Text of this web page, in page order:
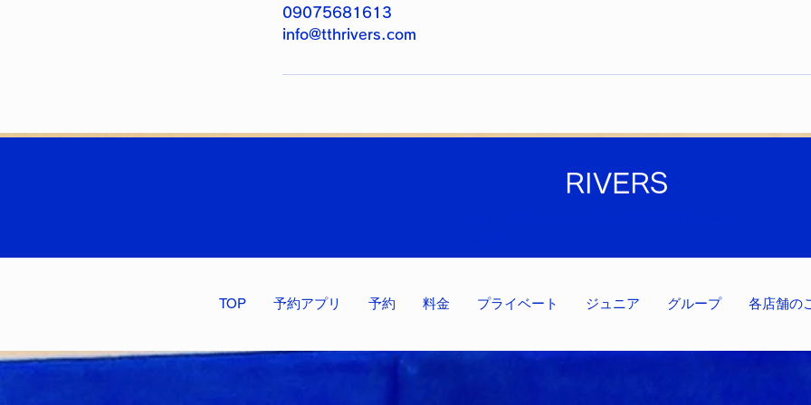
09075681613
info@tthrivers.com
RIVERS
TOP 予約アプリ 予約 料金 プライベート ジュニア グループ 各店舗の